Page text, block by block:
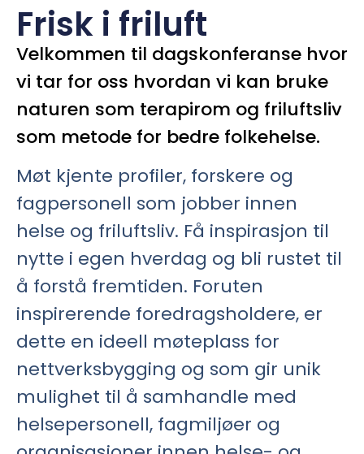
Frisk i friluft
Velkommen til dagskonferanse hvor
vi tar for oss hvordan vi kan bruke
naturen som terapirom og friluftsliv
som metode for bedre folkehelse.
Møt kjente profiler, forskere og
fagpersonell som jobber innen
helse og friluftsliv. Få inspirasjon til
nytte i egen hverdag og bli rustet til
å forstå fremtiden. Foruten
inspirerende foredragsholdere, er
dette en ideell møteplass for
nettverksbygging og som gir unik
mulighet til å samhandle med
helsepersonell, fagmiljøer og